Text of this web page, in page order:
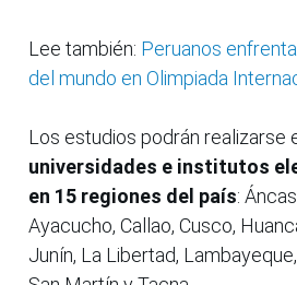
Lee también: Peruanos
del mundo en Olimpiada
Los estudios podrán realizarse
universidades e institutos
en 15 regiones del país:
Ayacucho, Callao, Cusco,
Junín, La Libertad,